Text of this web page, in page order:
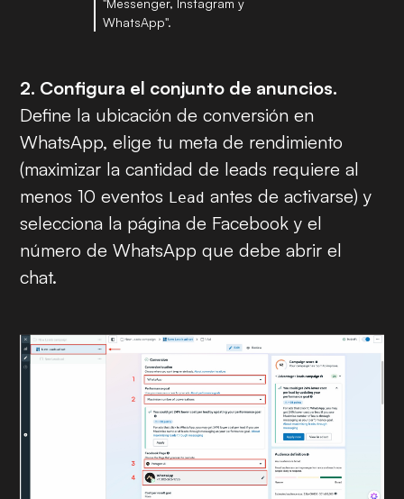
WhatsApp".
2. Configura el conjunto de anuncios.
Define la ubicación de conversión en
WhatsApp, elige tu meta de rendimiento
(maximizar la cantidad de leads requiere al
menos 10 eventos Lead antes de activarse) y
selecciona la página de Facebook y el
número de WhatsApp que debe abrir el
chat.